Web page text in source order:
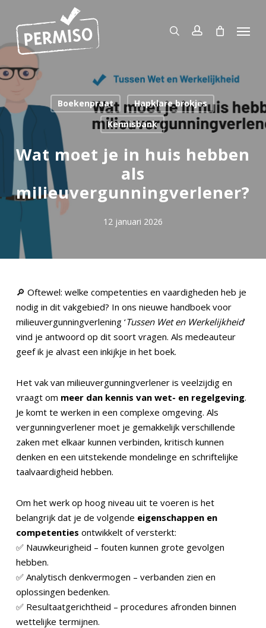
main
content
search account Menu
Boekenpraat
Hapklare brokjes
Kennisbank
Wat moet je in huis hebben
als
milieuvergunningverlener?
12 januari 2026
🔎 Oftewel: welke competenties en vaardigheden heb je
nodig in dit vakgebied? In ons nieuwe handboek voor
milieuvergunningverlening ‘Tussen Wet en Werkelijkheid’
vind je antwoord op dit soort vragen. Als medeauteur
geef ik je alvast een inkijkje in het boek.
Het vak van milieuvergunningverlener is veelzijdig en
vraagt om meer dan kennis van wet- en regelgeving.
Je komt te werken in een complexe omgeving. Als
vergunningverlener moet je gemakkelijk verschillende
zaken met elkaar kunnen verbinden, kritisch kunnen
denken en een uitstekende mondelinge en schriftelijke
taalvaardigheid hebben.
Om het werk op hoog niveau uit te voeren is het
belangrijk dat je de volgende eigenschappen en
competenties ontwikkelt of versterkt:
✅ Nauwkeurigheid – fouten kunnen grote gevolgen
hebben.
✅ Analytisch denkvermogen – verbanden zien en
oplossingen bedenken.
✅ Resultaatgerichtheid – procedures afronden binnen
wettelijke termijnen.